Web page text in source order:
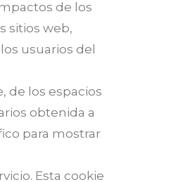
de los
sitios web,
usuarios del
de los espacios
obtenida a
para mostrar
Esta cookie